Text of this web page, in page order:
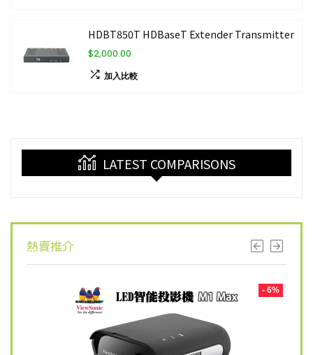
HDBT850T HDBaseT Extender Transmitter
$2,000.00
加入比較
LATEST COMPARISONS
熱賣推介
- 6%